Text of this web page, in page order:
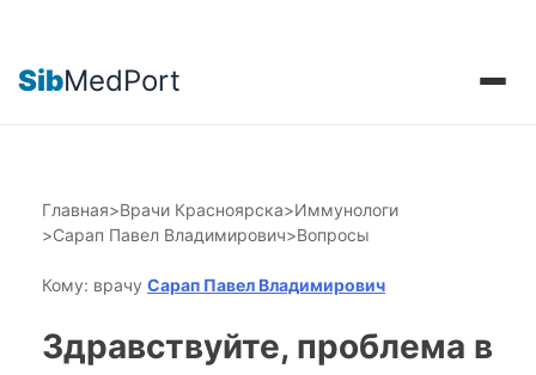
SibMedPort
Главная>Врачи Красноярска>Иммунологи
>Сарап Павел Владимирович>Вопросы
Кому: врачу Сарап Павел Владимирович
Здравствуйте, проблема в